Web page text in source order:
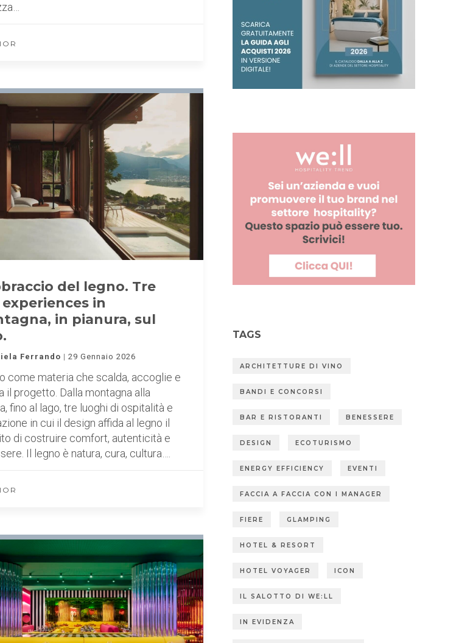
del legno. Tre
in
in pianura, sul
Ferrando 29 Gennaio 2026
come materia che scalda, accoglie e
il progetto. Dalla montagna alla
fino al lago, tre luoghi di ospitalità e
in cui il design affida al legno il
di costruire comfort, autenticità e
Il legno è natura, cura, cultura….
TAGS
ARCHITETTURE DI VINO
BANDI E CONCORSI
BAR E RISTORANTI BENESSERE
DESIGN ECOTURISMO
ENERGY EFFICIENCY EVENTI
FACCIA A FACCIA CON I MANAGER
FIERE GLAMPING
HOTEL & RESORT
HOTEL VOYAGER ICON
IL SALOTTO DI WE:LL
IN EVIDENZA